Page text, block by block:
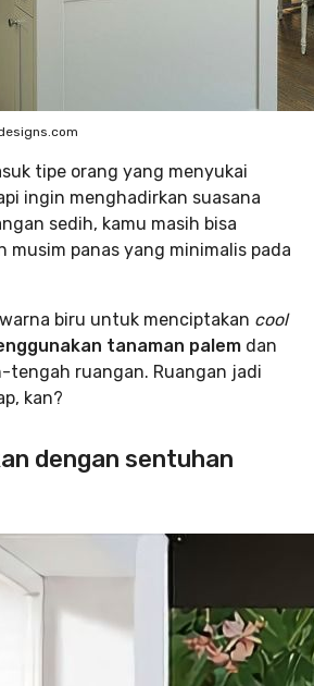
tipe orang yang menyukai
ingin menghadirkan suasana
sedih, kamu masih bisa
musim panas yang minimalis pada
biru untuk menciptakan cool
tanaman palem dan
tengah ruangan. Ruangan jadi
kan?
dengan sentuhan